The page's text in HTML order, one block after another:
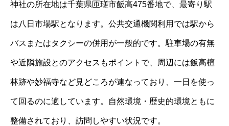
神社の所在地は千葉県匝瑳市飯高475番地で、最寄り駅
は八日市場駅となります。公共交通機関利用では駅から
バスまたはタクシーの併用が一般的です。駐車場の有無
や近隣施設とのアクセスもポイントで、周辺には飯高檀
林跡や妙福寺など見どころが連なっており、一日を使っ
て回るのに適しています。自然環境・歴史的環境ともに
整備されており、訪問しやすい状況です。